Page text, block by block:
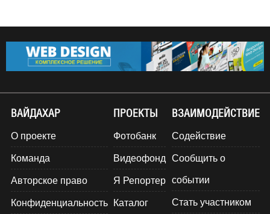
ВАЙДАХАР
О проекте
Команда
Авторское право
Конфиденциальность
ПРОЕКТЫ
Фотобанк
Видеофонд
Я Репортер
Каталог
ВЗАИМОДЕЙСТВИЕ
Содействие
Сообщить о
событии
Стать участником